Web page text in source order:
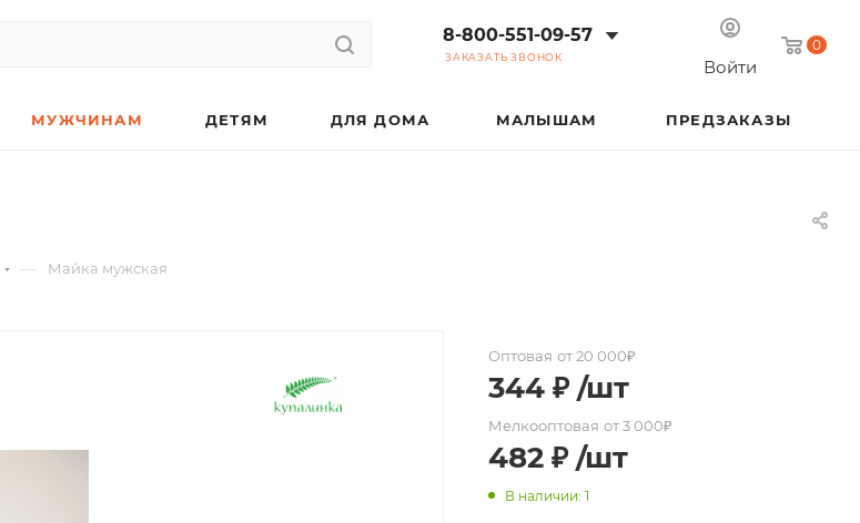
0
Войти
8-800-551-09-57
ЗАКАЗАТЬ ЗВОНОК
МУЖЧИНАМ ДЕТЯМ ДЛЯ ДОМА МАЛЫШАМ ПРЕДЗАКАЗЫ
— Майка мужская
Оптовая от 20 000₽
344 ₽ /шт
Мелкооптовая от 3 000₽
482 ₽ /шт
В наличии: 1